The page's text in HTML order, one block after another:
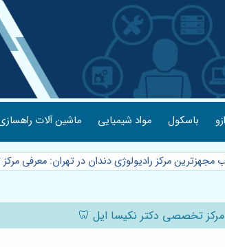
باسکول مواد شیمیایی ماشین آلات
مجهزترین مرکز رادیولوژی دندان در تهران: معرفی
مرکز تخصصی دکتر نکیسا ایل 🦷